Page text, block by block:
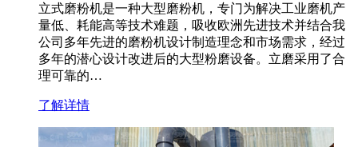
立式磨粉机是一种大型磨粉机，专门为解决工业磨机产
量低、耗能高等技术难题，吸收欧洲先进技术并结合我
公司多年先进的磨粉机设计制造理念和市场需求，经过
多年的潜心设计改进后的大型粉磨设备。立磨采用了合
理可靠的…
了解详情